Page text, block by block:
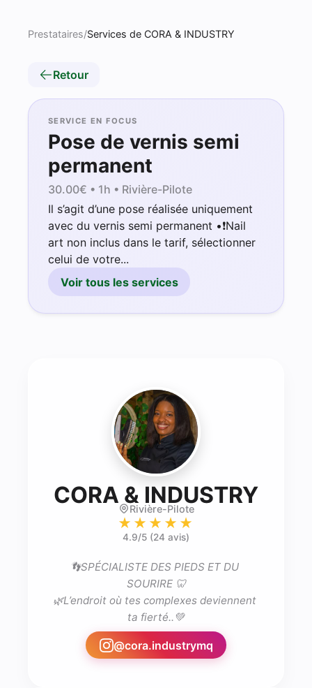
Prestataires/Services de CORA & INDUSTRY
Retour
SERVICE EN FOCUS
Pose de vernis semi
permanent
30.00€ • 1h • Rivière-Pilote
Il s’agit d’une pose réalisée uniquement
avec du vernis semi permanent •❗️Nail
art non inclus dans le tarif, sélectionner
celui de votre...
Voir tous les services
CORA & INDUSTRY-
Rivière-Pilote
★★★★★
4.9/5 (24 avis)
👣SPÉCIALISTE DES PIEDS ET DU
SOURIRE 🦷
🌿L’endroit où tes complexes deviennent
@cora.industrymq